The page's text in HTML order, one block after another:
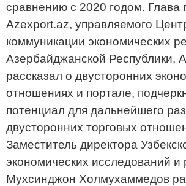
сравнению с 2020 годом. Глава
Azexport.az, управляемого
коммуникации экономических
Азербайджанской Республики,
рассказал о двусторонних
отношениях и портале,
потенциал для дальнейшего
двусторонних торговых
Заместитель директора
экономических исследований
Мухсинджон Холмухаммедов